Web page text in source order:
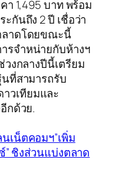
า 1,495 บาท พร้อม
กันถึง 2 ปี เชื่อว่า
ลาดโดยขณะนี้
รจำหน่ายกับห้างฯ
งกลางปีนี้เตรียม
ที่สามารถรับ
เทียมและ
กด้วย.
เน็ตคอมฯ”เพิ่ม
” ชิงส่วนแบ่งตลาด